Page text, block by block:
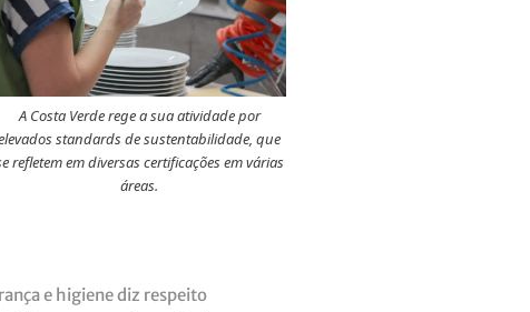
A Costa Verde rege a sua atividade por
standards de sustentabilidade, que
refletem em diversas certificações em várias
áreas.
e higiene diz respeito